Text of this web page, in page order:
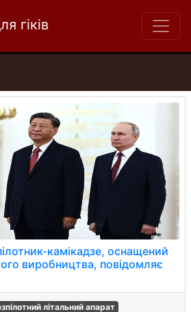
гіків
камікадзе, оснащений
виробництва, повідомляє
літальний апарат